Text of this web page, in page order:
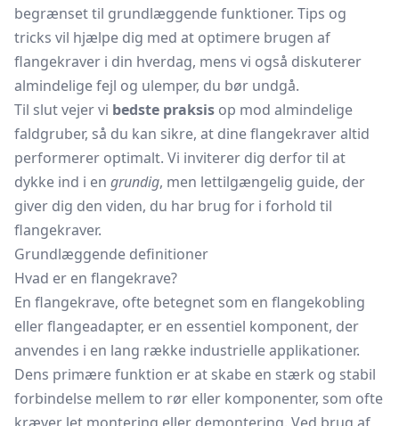
begrænset til grundlæggende funktioner. Tips og
tricks vil hjælpe dig med at optimere brugen af
flangekraver i din hverdag, mens vi også diskuterer
almindelige fejl og ulemper, du bør undgå.
Til slut vejer vi bedste praksis op mod almindelige
faldgruber, så du kan sikre, at dine flangekraver altid
performerer optimalt. Vi inviterer dig derfor til at
dykke ind i en grundig, men lettilgængelig guide, der
giver dig den viden, du har brug for i forhold til
flangekraver.
Grundlæggende definitioner
Hvad er en flangekrave?
En flangekrave, ofte betegnet som en flangekobling
eller flangeadapter, er en essentiel komponent, der
anvendes i en lang række industrielle applikationer.
Dens primære funktion er at skabe en stærk og stabil
forbindelse mellem to rør eller komponenter, som ofte